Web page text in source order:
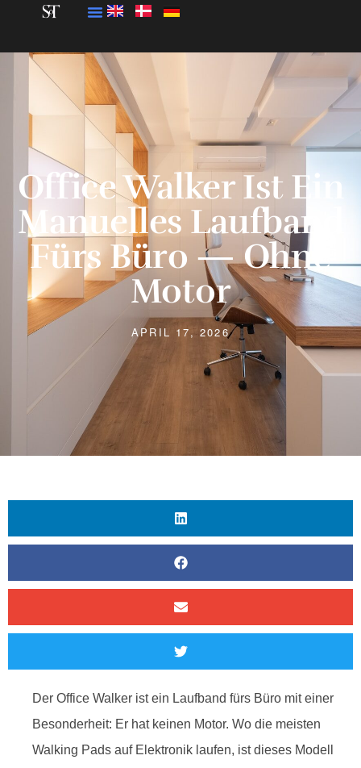
Office Walker Ist Ein
Manuelles Laufband
Fürs Büro — Ohne
Motor
APRIL 17, 2026
Der Office Walker ist ein Laufband fürs Büro mit einer
Besonderheit: Er hat keinen Motor. Wo die meisten
Walking Pads auf Elektronik laufen, ist dieses Modell